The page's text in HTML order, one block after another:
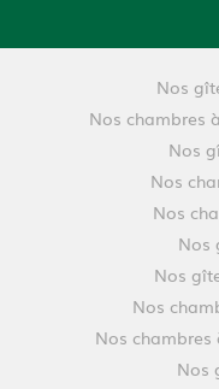
Nos
Nos chambres
Nos
Nos
Nos
Nos
Nos
Nos
Nos chambres
Nos